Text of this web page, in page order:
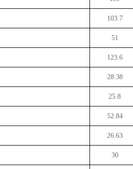
103.7
51
123.6
28.38
25.8
52.84
26.63
30